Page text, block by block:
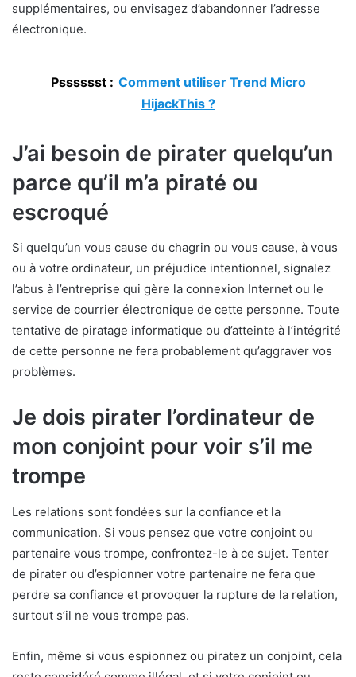
supplémentaires, ou envisagez d’abandonner l’adresse
électronique.
Psssssst : Comment utiliser Trend Micro
HijackThis ?
J’ai besoin de pirater quelqu’un
parce qu’il m’a piraté ou
escroqué
Si quelqu’un vous cause du chagrin ou vous cause, à vous
ou à votre ordinateur, un préjudice intentionnel, signalez
l’abus à l’entreprise qui gère la connexion Internet ou le
service de courrier électronique de cette personne. Toute
tentative de piratage informatique ou d’atteinte à l’intégrité
de cette personne ne fera probablement qu’aggraver vos
problèmes.
Je dois pirater l’ordinateur de
mon conjoint pour voir s’il me
trompe
Les relations sont fondées sur la confiance et la
communication. Si vous pensez que votre conjoint ou
partenaire vous trompe, confrontez-le à ce sujet. Tenter
de pirater ou d’espionner votre partenaire ne fera que
perdre sa confiance et provoquer la rupture de la relation,
surtout s’il ne vous trompe pas.
Enfin, même si vous espionnez ou piratez un conjoint, cela